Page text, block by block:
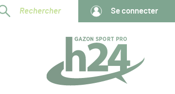
Rechercher Se connecter